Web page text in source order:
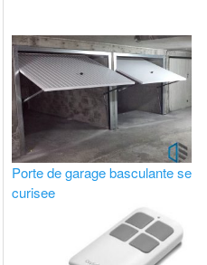
Porte de garage basculante se
curisee